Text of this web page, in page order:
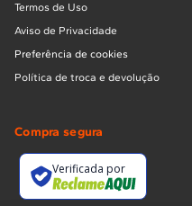
Termos de Uso
Aviso de Privacidade
Preferência de cookies
Política de troca e devolução
Compra segura
Verificada por